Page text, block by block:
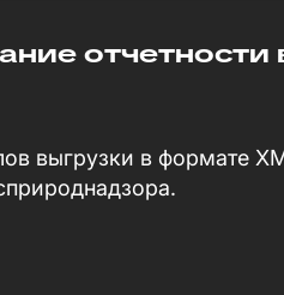
отчетности
выгрузки в формате